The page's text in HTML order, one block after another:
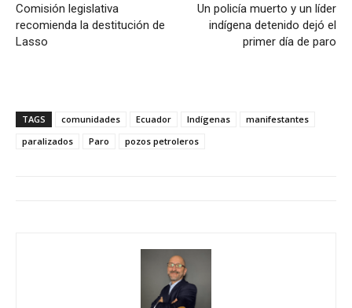
Comisión legislativa
recomienda la destitución de
Lasso
Un policía muerto y un líder
indígena detenido dejó el
primer día de paro
TAGS comunidades Ecuador Indígenas
manifestantes
paralizados
Paro pozos petroleros